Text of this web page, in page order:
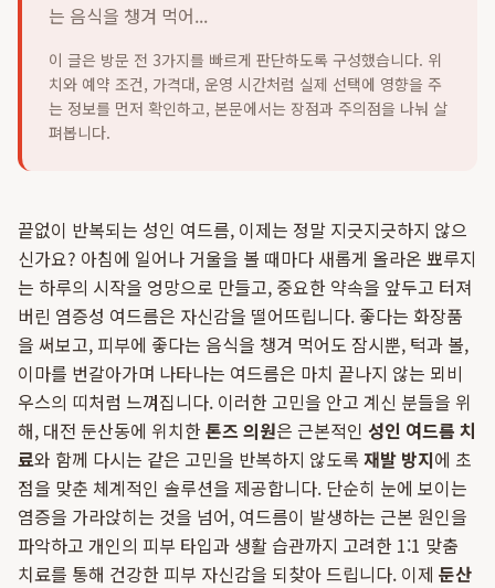
는 음식을 챙겨 먹어...
이 글은 방문 전 3가지를 빠르게 판단하도록 구성했습니다. 위
치와 예약 조건, 가격대, 운영 시간처럼 실제 선택에 영향을 주
는 정보를 먼저 확인하고, 본문에서는 장점과 주의점을 나눠 살
펴봅니다.
끝없이 반복되는 성인 여드름, 이제는 정말 지긋지긋하지 않으
신가요? 아침에 일어나 거울을 볼 때마다 새롭게 올라온 뾰루지
는 하루의 시작을 엉망으로 만들고, 중요한 약속을 앞두고 터져
버린 염증성 여드름은 자신감을 떨어뜨립니다. 좋다는 화장품
을 써보고, 피부에 좋다는 음식을 챙겨 먹어도 잠시뿐, 턱과 볼,
이마를 번갈아가며 나타나는 여드름은 마치 끝나지 않는 뫼비
우스의 띠처럼 느껴집니다. 이러한 고민을 안고 계신 분들을 위
해, 대전 둔산동에 위치한톤즈 의원은 근본적인 성인 여드름 치
료와 함께 다시는 같은 고민을 반복하지 않도록 재발 방지에 초
점을 맞춘 체계적인 솔루션을 제공합니다. 단순히 눈에 보이는
염증을 가라앉히는 것을 넘어, 여드름이 발생하는 근본 원인을
파악하고 개인의 피부 타입과 생활 습관까지 고려한 1:1 맞춤
치료를 통해 건강한 피부 자신감을 되찾아 드립니다. 이제 둔산